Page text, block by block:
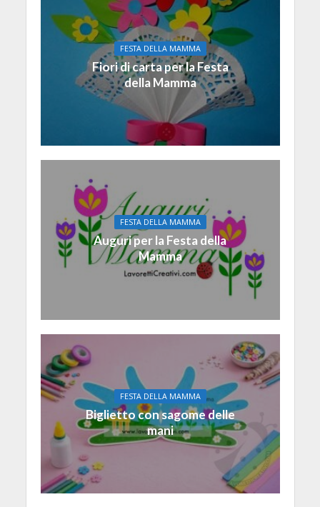
FESTA DELLA MAMMA
Fiori di carta per la Festa
della Mamma
FESTA DELLA MAMMA
Auguri per la Festa della
Mamma
FESTA DELLA MAMMA
Biglietto con sagome delle
mani